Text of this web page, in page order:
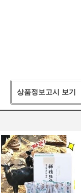
상품정보고시 보기